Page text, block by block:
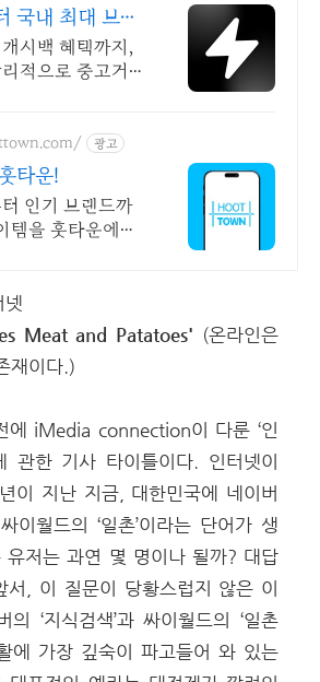
국내 최대 브랜
시백 혜택까지,
적으로 중고거
로드
광고
타운!
인기 브랜드까
템을 훗타운에서
넷
Meat and Patatoes' (온라인은
재이다.)
에 iMedia connection이 다룬 ‘인
관한 기사 타이틀이다. 인터넷이
이 지난 지금, 대한민국에 네이버
이월드의 ‘일촌’이라는 단어가 생
유저는 과연 몇 명이나 될까? 대답
서, 이 질문이 당황스럽지 않은 이
‘지식검색’과 싸이월드의 ‘일촌
에 가장 깊숙이 파고들어 와 있는